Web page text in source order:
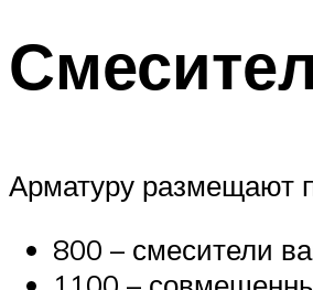
Арматуру размещают
800 – смесители